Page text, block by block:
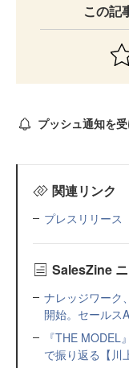
この記
プッシュ通知を
関連リンク
プレスリリース
SalesZine
ナレッジワーク
開始。セールス
『THE
で振り返る【川